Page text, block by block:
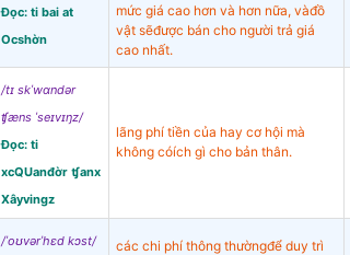
Đọc: ti bai at
Ocshờn
mức giá cao hơn và hơn nữa, vàđồ
vật sẽđược bán cho người trả giá
cao nhất.
/tɪ skˈwɑndər
ʧæns ˈseɪvɪŋz/
Đọc: ti
xcQUanđờr ʧanx
Xâyvingz
lãng phí tiền của hay cơ hội mà
không cóích gì cho bản thân.
/ˈoʊvərˈhɛd kɔst/
các chi phí thông thườngđể duy trì